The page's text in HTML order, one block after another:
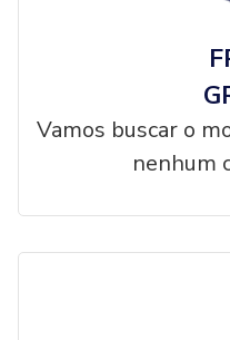
Vamos buscar o
nenhum